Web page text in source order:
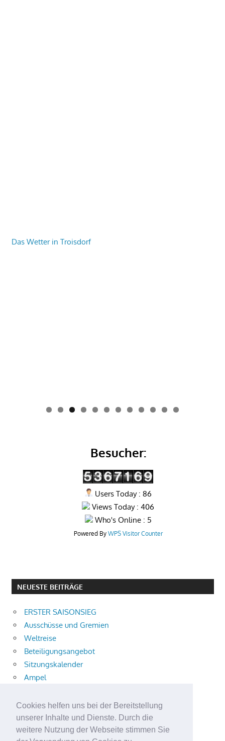
Cookies helfen uns bei der Bereitstellung
unserer Inhalte und Dienste. Durch die
weitere Nutzung der Webseite stimmen Sie
Das Wetter in Troisdorf
0 1 2
Besucher:
Users Today : 86
Views Today : 406
Who's Online : 5
Powered By WPS Visitor Counter
NEUESTE BEITRÄGE
ERSTER SAISONSIEG
Ausschüsse und Gremien
Weltreise
Beteiligungsangebot
Sitzungskalender
Ampel
Bühnenstück
Aktuelle Verkehrsmeldungen
Terracliff